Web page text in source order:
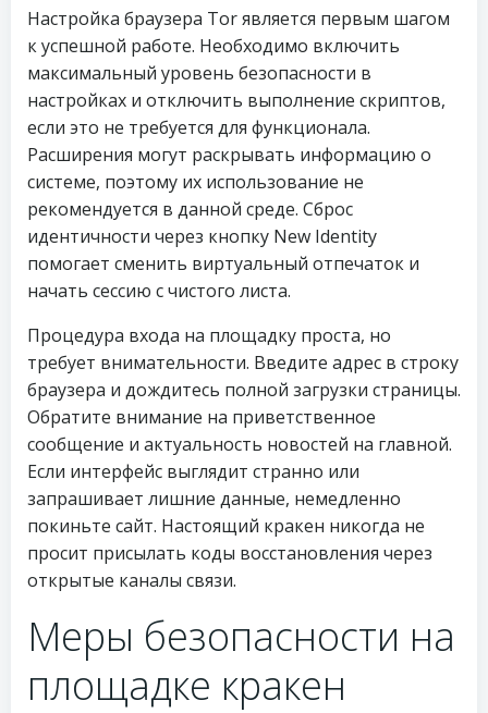
Настройка браузера Tor является первым шагом
к успешной работе. Необходимо включить
максимальный уровень безопасности в
настройках и отключить выполнение скриптов,
если это не требуется для функционала.
Расширения могут раскрывать информацию о
системе, поэтому их использование не
рекомендуется в данной среде. Сброс
идентичности через кнопку New Identity
помогает сменить виртуальный отпечаток и
начать сессию с чистого листа.
Процедура входа на площадку проста, но
требует внимательности. Введите адрес в строку
браузера и дождитесь полной загрузки страницы.
Обратите внимание на приветственное
сообщение и актуальность новостей на главной.
Если интерфейс выглядит странно или
запрашивает лишние данные, немедленно
покиньте сайт. Настоящий кракен никогда не
просит присылать коды восстановления через
открытые каналы связи.
Меры безопасности на
площадке кракен